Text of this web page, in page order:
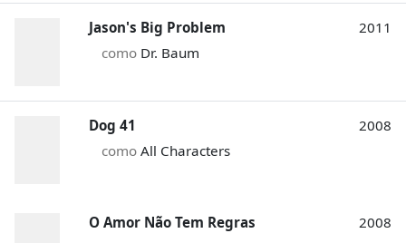
Jason's Big Problem
como Dr. Baum
2011
Dog 41
como All Characters
2008
O Amor Não Tem Regras
2008